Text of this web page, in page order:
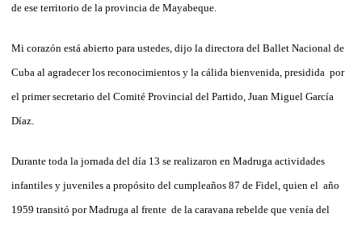
de ese territorio de la provincia de Mayabeque.
Mi corazón está abierto para ustedes, dijo la directora del Ballet Nacional de
Cuba al agradecer los reconocimientos y la cálida bienvenida, presidida por
el primer secretario del Comité Provincial del Partido, Juan Miguel García
Díaz.
Durante toda la jornada del día 13 se realizaron en Madruga actividades
infantiles y juveniles a propósito del cumpleaños 87 de Fidel, quien el año
1959 transitó por Madruga al frente de la caravana rebelde que venía del